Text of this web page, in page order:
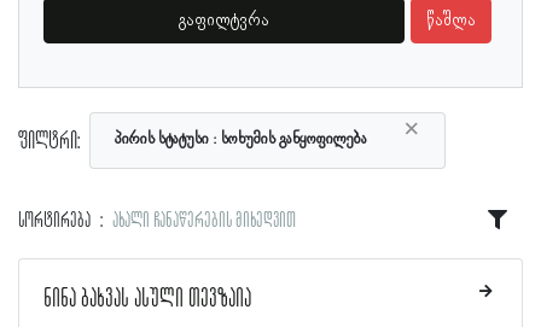
გაფილტვრა წაშლა
ფილტრი: ×
პირის სტატუსი სოხუმის განყოფილება
სორტირება ახალი ჩანაწერების მიხედვით
ნინა ბახვას ასული თევზაია